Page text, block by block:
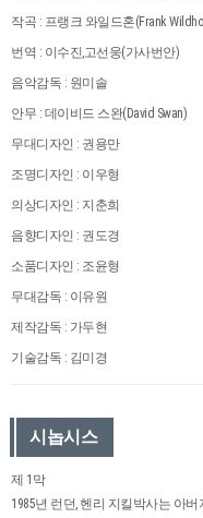
작곡 : 프랭크 와일드혼(Frank
번역 : 이수진,고선웅(가사번안)
음악감독 : 원미솔
안무 : 데이비드 스완(David Swan)
무대디자인 : 권용만
조명디자인 : 이우형
의상디자인 : 지춘희
음향디자인 : 권도경
소품디자인 : 조윤형
무대감독 : 이유원
제작감독 : 가두현
기술감독 : 김미경
시놉시스
제 1막
1985년 런던, 헨리 지킬박사는 아